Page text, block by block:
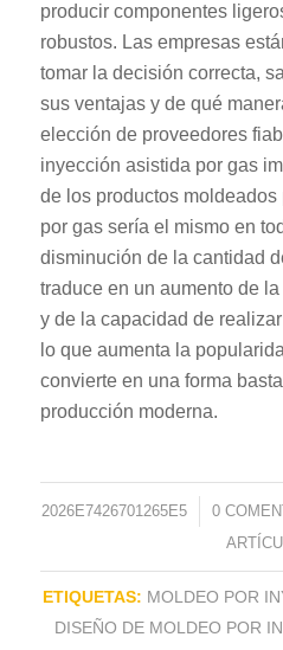
producir componentes
robustos. Las empresas
tomar la decisión correcta,
sus ventajas y de qué
elección de proveedores
inyección asistida por gas
de los productos
por gas sería el mismo en
disminución de la cantidad
traduce en un aumento de
y de la capacidad de
lo que aumenta la
convierte en una forma
producción moderna.
2026E7426701265E5
/ 0 /
ETIQUETAS: MOLDEO POR
DISEÑO DE MOLDEO POR